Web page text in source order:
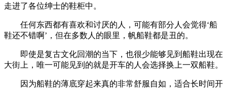
走进了各位绅士的鞋柜中。
任何东西都有喜欢和讨厌的人，可能有部分人会觉得‘船
鞋还不错啊’，但在多数人的眼里，帆船鞋都是丑的。
即使是复古文化回潮的当下，也很少能够见到船鞋出现在
大街上，唯一可能见到的就是开车的人会选择换上一双船鞋。
因为船鞋的薄底穿起来真的非常舒服自如，适合长时间开